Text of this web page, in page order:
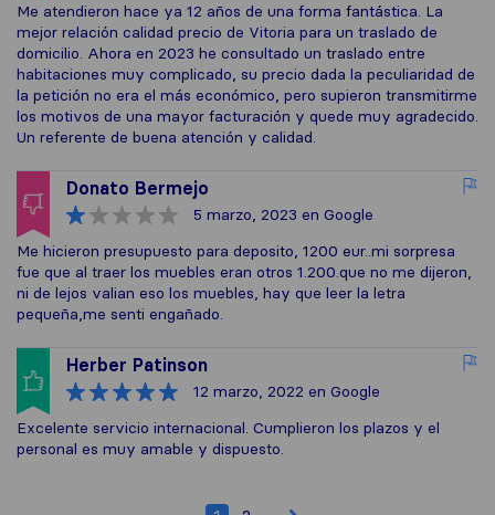
Me atendieron hace ya 12 años de una forma fantástica. La
mejor relación calidad precio de Vitoria para un traslado de
domicilio. Ahora en 2023 he consultado un traslado entre
habitaciones muy complicado, su precio dada la peculiaridad de
la petición no era el más económico, pero supieron transmitirme
los motivos de una mayor facturación y quede muy agradecido.
Un referente de buena atención y calidad.
Donato Bermejo
5 marzo, 2023 en Google
Me hicieron presupuesto para deposito, 1200 eur..mi sorpresa
fue que al traer los muebles eran otros 1.200.que no me dijeron,
ni de lejos valian eso los muebles, hay que leer la letra
pequeña,me senti engañado.
Herber Patinson
12 marzo, 2022 en Google
Excelente servicio internacional. Cumplieron los plazos y el
personal es muy amable y dispuesto.